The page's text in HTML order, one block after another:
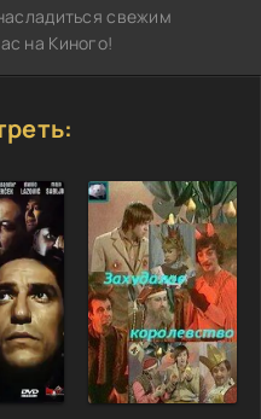
свежим
на Киного!